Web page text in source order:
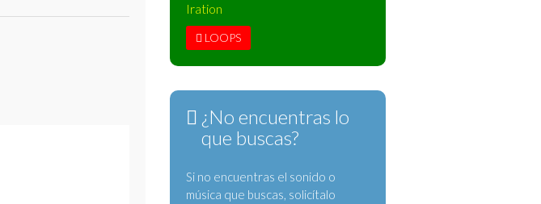
Iration
LOOPS
¿No encuentras lo
que buscas?
Si no encuentras el sonido o
música que buscas, solicítalo